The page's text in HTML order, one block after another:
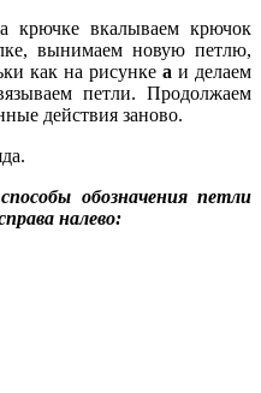
крючке вкалываем крючок
вынимаем новую петлю,
как на рисунке а и делаем
петли. Продолжаем
действия заново.
обозначения петли
налево: